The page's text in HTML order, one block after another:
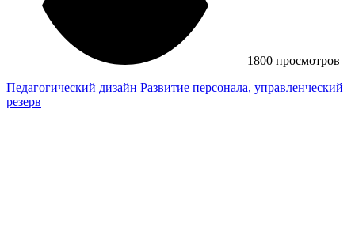
1800 просмотров
Педагогический дизайн Развитие персонала, управленческий
резерв